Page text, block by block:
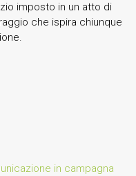
imposto in un atto di
che ispira chiunque
in campagna